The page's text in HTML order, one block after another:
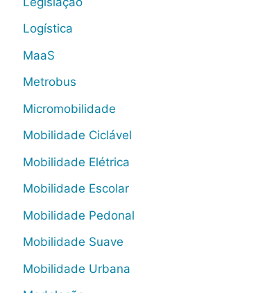
Logística
MaaS
Metrobus
Micromobilidade
Mobilidade Ciclável
Mobilidade Elétrica
Mobilidade Escolar
Mobilidade Pedonal
Mobilidade Suave
Mobilidade Urbana